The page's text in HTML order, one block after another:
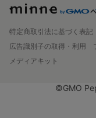
特定商取引法に基づく表記
広告識別子の取得・利用
メディアキット
©GMO